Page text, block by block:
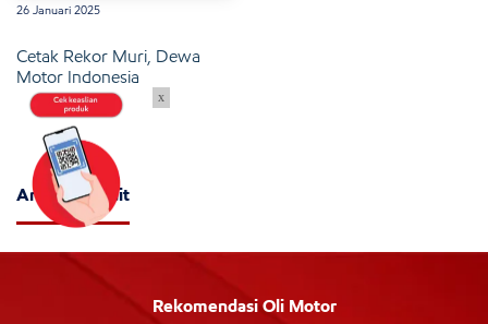
26 Januari 2025
Cetak Rekor Muri, Dewa
Motor Indonesia
Artikel Terkait
Rekomendasi Oli Motor
x